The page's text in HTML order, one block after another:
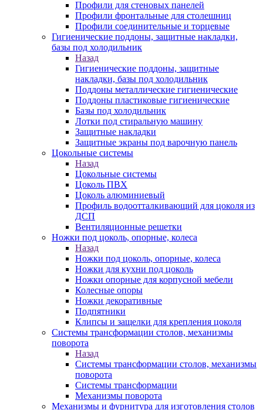
Профили для стеновых панелей
Профили фронтальные для столешниц
Профили соединительные и торцевые
Гигиенические поддоны, защитные накладки,
базы под холодильник
Назад
Гигиенические поддоны, защитные
накладки, базы под холодильник
Поддоны металлические гигиенические
Поддоны пластиковые гигиенические
Базы под холодильник
Лотки под стиральную машину
Защитные накладки
Защитные экраны под варочную панель
Цокольные системы
Назад
Цокольные системы
Цоколь ПВХ
Цоколь алюминиевый
Профиль водоотталкивающий для цоколя из
ДСП
Вентиляционные решетки
Ножки под цоколь, опорные, колеса
Назад
Ножки под цоколь, опорные, колеса
Ножки для кухни под цоколь
Ножки опорные для корпусной мебели
Колесные опоры
Ножки декоративные
Подпятники
Клипсы и защелки для крепления цоколя
Системы трансформации столов, механизмы
поворота
Назад
Системы трансформации столов, механизмы
поворота
Системы трансформации
Механизмы поворота
Механизмы и фурнитура для изготовления столов